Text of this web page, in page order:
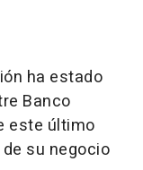
ha estado
Banco
este último
su negocio